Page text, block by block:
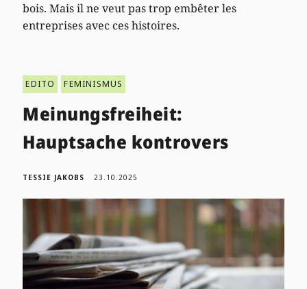
bois. Mais il ne veut pas trop embêter les
entreprises avec ces histoires.
EDITO FEMINISMUS
Meinungsfreiheit:
Hauptsache kontrovers
TESSIE JAKOBS 23.10.2025